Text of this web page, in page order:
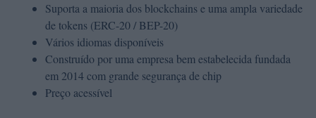
Suporta a maioria dos blockchains e uma ampla variedade
de tokens (ERC-20 / BEP-20)
Vários idiomas disponíveis
Construído por uma empresa bem estabelecida fundada
em 2014 com grande segurança de chip
Preço acessível